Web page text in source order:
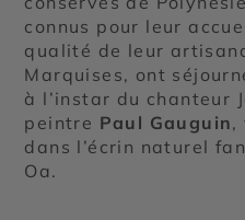
connus pour leur
qualité de leur
Marquises, ont
à l’instar du chanteur
peintre Paul Gauguin,
dans l’écrin naturel
Oa.